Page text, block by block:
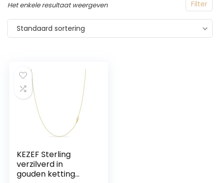
Filter
Het enkele resultaat weergeven
Standaard sortering
KEZEF Sterling
verzilverd in
gouden ketting